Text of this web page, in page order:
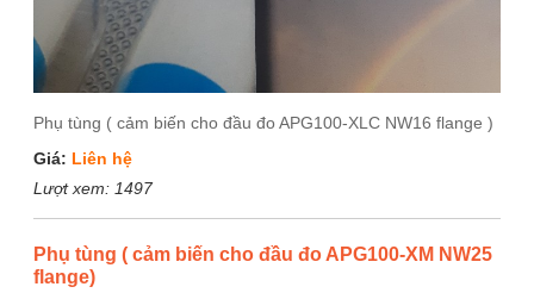
Phụ tùng ( cảm biến cho đầu đo APG100-XLC NW16 flange )
Giá: Liên hệ
Lượt xem: 1497
Phụ tùng ( cảm biến cho đầu đo APG100-XM NW25
flange)